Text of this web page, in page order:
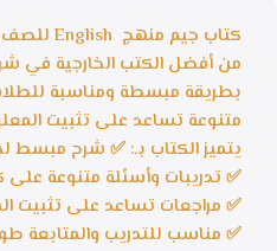
من أفضل الكتب الخارجية في
بطريقة مبسطة ومناسبة
متنوعة تساعد على تثبيت
يتميز الكتاب بـ: ✅ شرح مبسط
✅ تدريبات وأسئلة متنوعة
✅ مراجعات تساعد على تثبيت
✅ مناسب للتدريب والمتابعة